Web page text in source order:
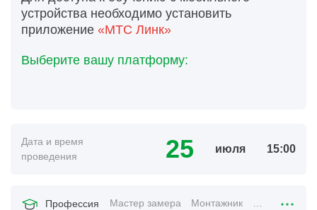
устройства необходимо установить
приложение «МТС Линк»
Выберите вашу платформу:
Дата и время
проведения
25 июля 15:00
Профессия Мастер замера Монтажник Менеджер